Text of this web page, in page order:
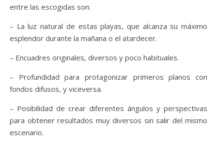
entre las escogidas son:
– La luz natural de estas playas, que alcanza su máximo
esplendor durante la mañana o el atardecer.
– Encuadres originales, diversos y poco habituales.
– Profundidad para protagonizar primeros planos con
fondos difusos, y viceversa.
– Posibilidad de crear diferentes ángulos y perspectivas
para obtener resultados muy diversos sin salir del mismo
escenario.